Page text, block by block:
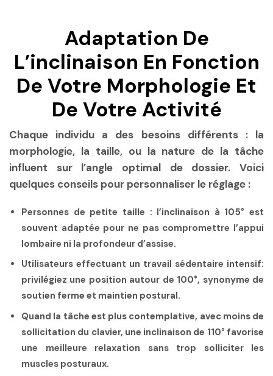
Adaptation De
L’inclinaison En Fonction
De Votre Morphologie Et
De Votre Activité
Chaque individu a des besoins différents : la
morphologie, la taille, ou la nature de la tâche
influent sur l’angle optimal de dossier. Voici
quelques conseils pour personnaliser le réglage :
Personnes de petite taille : l’inclinaison à 105° est
souvent adaptée pour ne pas compromettre l’appui
lombaire ni la profondeur d’assise.
Utilisateurs effectuant un travail sédentaire intensif:
privilégiez une position autour de 100°, synonyme de
soutien ferme et maintien postural.
Quand la tâche est plus contemplative, avec moins de
sollicitation du clavier, une inclinaison de 110° favorise
une meilleure relaxation sans trop solliciter les
muscles posturaux.